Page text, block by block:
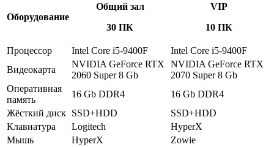
Оборудование
Общий зал
30 ПК
VIP
10 ПК
Процессор Intel Core i5-9400F
Intel Core i5-9400F
Видеокарта
NVIDIA GeForce RTX
2060 Super 8 Gb
NVIDIA GeForce RTX
2070 Super 8 Gb
Оперативная
память
16 Gb DDR4
16 Gb DDR4
Жёсткий диск SSD+HDD
SSD+HDD
Клавиатура
Logitech
HyperX
Мышь
HyperX
Zowie